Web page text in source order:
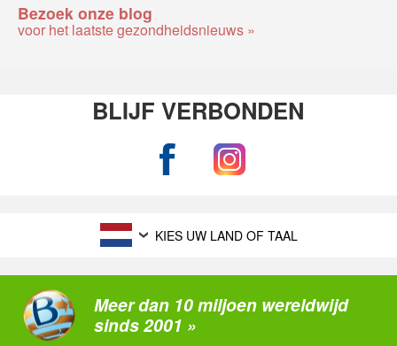
Bezoek onze blog
voor het laatste gezondheidsnieuws »
BLIJF VERBONDEN
KIES UW LAND OF TAAL
Meer dan 10 miljoen wereldwijd
sinds 2001 »